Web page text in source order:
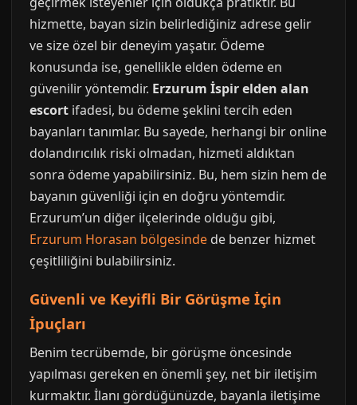
hizmette, bayan sizin belirlediğiniz adrese gelir
ve size özel bir deneyim yaşatır. Ödeme
konusunda ise, genellikle elden ödeme en
güvenilir yöntemdir. Erzurum İspir elden alan
escort ifadesi, bu ödeme şeklini tercih eden
bayanları tanımlar. Bu sayede, herhangi bir online
dolandırıcılık riski olmadan, hizmeti aldıktan
sonra ödeme yapabilirsiniz. Bu, hem sizin hem de
bayanın güvenliği için en doğru yöntemdir.
Erzurum’un diğer ilçelerinde olduğu gibi,
Erzurum Horasan bölgesinde de benzer hizmet
çeşitliliğini bulabilirsiniz.
Güvenli ve Keyifli Bir Görüşme İçin
İpuçları
Benim tecrübemde, bir görüşme öncesinde
yapılması gereken en önemli şey, net bir iletişim
kurmaktır. İlanı gördüğünüzde, bayanla iletişime